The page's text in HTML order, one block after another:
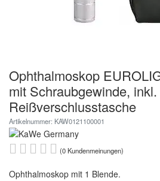
Ophthalmoskop
mit Schraubgewinde, inkl.
Reißverschlusstasche
Artikelnummer: KAW0121100001
(0 Kundenmeinungen)
Ophthalmoskop mit 1 Blende.